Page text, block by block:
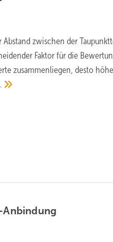
zwischen der
Faktor für die
zusammenliegen, desto